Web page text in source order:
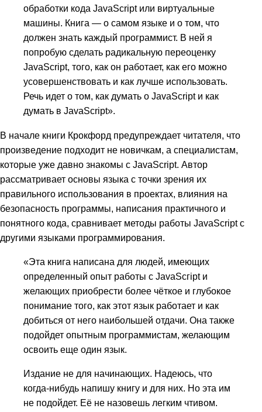
обработки кода JavaScript или виртуальные
машины. Книга — о самом языке и о том, что
должен знать каждый программист. В ней я
попробую сделать радикальную переоценку
JavaScript, того, как он работает, как его можно
усовершенствовать и как лучше использовать.
Речь идет о том, как думать о JavaScript и как
думать в JavaScript».
В начале книги Крокфорд предупреждает читателя, что
произведение подходит не новичкам, а специалистам,
которые уже давно знакомы с JavaScript. Автор
рассматривает основы языка с точки зрения их
правильного использования в проектах, влияния на
безопасность программы, написания практичного и
понятного кода, сравнивает методы работы JavaScript с
другими языками программирования.
«Эта книга написана для людей, имеющих
определенный опыт работы с JаvаSсгiрt и
желающих приобрести более чёткое и глубокое
понимание того, как этот язык работает и как
добиться от него наибольшей отдачи. Она также
подойдет опытным программистам, желающим
освоить еще один язык.
Издание не для начинающих. Надеюсь, что
когда-нибудь напишу книгу и для них. Но эта им
не подойдет. Её не назовешь легким чтивом.